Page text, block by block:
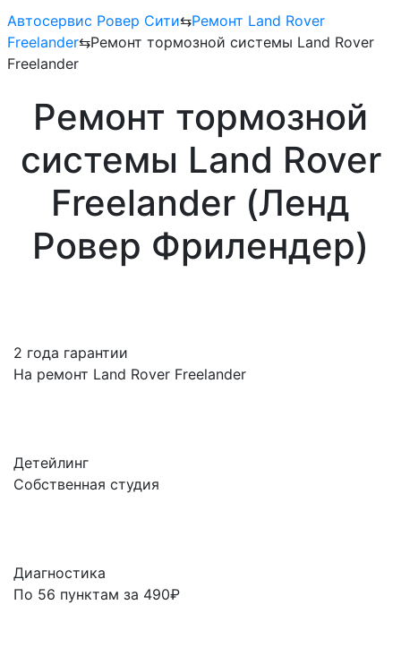
Автосервис Ровер Сити⇆Ремонт Land Rover
Freelander⇆Ремонт тормозной системы Land Rover
Freelander
Ремонт тормозной
системы Land Rover
Freelander (Ленд
Ровер Фрилендер)
2 года гарантии
На ремонт Land Rover Freelander
Детейлинг
Собственная студия
Диагностика
По 56 пунктам за 490₽